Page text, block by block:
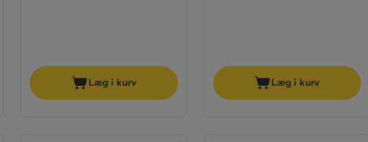
Læg i kurv Læg i kurv